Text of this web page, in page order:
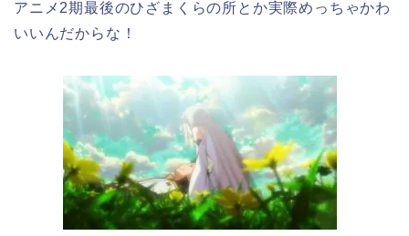
アニメ2期最後のひざまくらの所とか実際めっちゃかわ
いいんだからな！